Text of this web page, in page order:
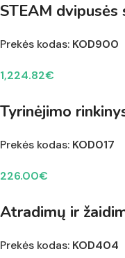
STEAM
Prekės kodas: KOD900
1,224.82€
Tyrinėjimo
Prekės kodas: KOD017
226.00€
Atradimų ir
Prekės kodas: KOD404